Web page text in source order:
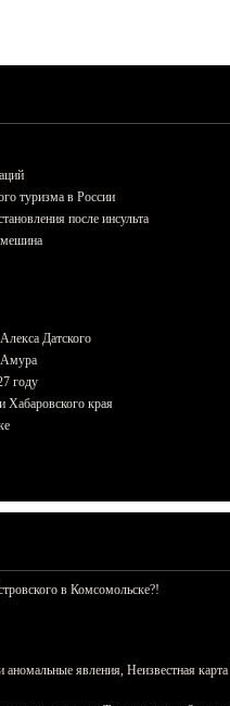
туризма в России
после инсульта
Датского
Амура
году
Хабаровского края
в Комсомольске?!
явления, Неизвестная